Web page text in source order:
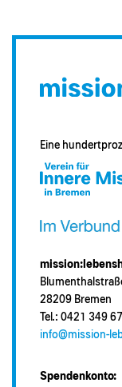
Eine
28209 Bremen
Tel.: 0421 349
info@mission-
Spendenkonto: